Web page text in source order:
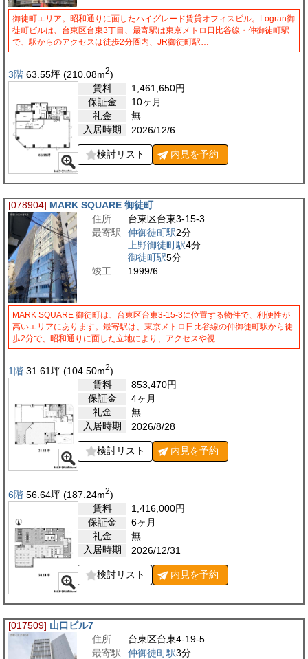
御徒町エリア。昭和通りに面したハイグレード賃貸オフィスビル。Logran御
徒町ビルは、台東区台東3丁目、最寄駅は東京メトロ日比谷線・仲御徒町駅
で、駅からのアクセスは徒歩2分圏内、JR御徒町駅…
3階 63.55坪 (210.08m2)
賃料
1,461,650円
保証金
10ヶ月
礼金
無
入居時期
2026/12/6
検討リスト 内見を予約
[078904] MARK SQUARE 御徒町
住所
台東区台東3-15-3
最寄駅
仲御徒町駅2分
上野御徒町駅4分
御徒町駅5分
竣工
1999/6
MARK SQUARE 御徒町は、台東区台東3-15-3に位置する物件で、利便性が
高いエリアにあります。最寄駅は、東京メトロ日比谷線の仲御徒町駅から徒
歩2分で、昭和通りに面した立地により、アクセスや視…
1階 31.61坪 (104.50m2)
賃料
853,470円
保証金
4ヶ月
礼金
無
入居時期
2026/8/28
検討リスト 内見を予約
6階 56.64坪 (187.24m2)
賃料
1,416,000円
保証金
6ヶ月
礼金
無
入居時期
2026/12/31
検討リスト 内見を予約
[017509] 山口ビル7
住所
台東区台東4-19-5
最寄駅
仲御徒町駅3分